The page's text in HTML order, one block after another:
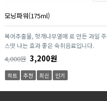
모닝파워(175ml)
복어추출물, 헛개나무열매 로 만든 과일 주
스맛 나는 효과 좋은 숙취음료입니다.
4,000원 3,200원
히트 추천 최신 인기